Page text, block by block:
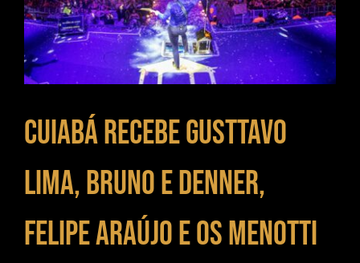
Cuiabá recebe Gusttavo
Lima, Bruno e Denner,
Felipe Araújo e Os Menotti